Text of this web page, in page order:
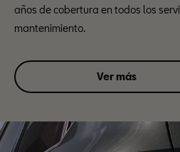
años de cobertura en todos los
mantenimiento.
Ver más